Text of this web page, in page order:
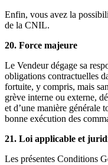
Enfin, vous avez la
de la CNIL.
20. Force majeure
Le Vendeur dégage sa
obligations contractuelles
fortuite, y compris, mais
grève interne ou externe,
et d’une manière générale
bonne exécution des
21. Loi applicable et
Les présentes Conditions